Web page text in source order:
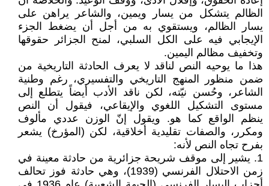
الظالم يتشكل من يسار ويمين، والشاعر يراهن على
يسار الظالم، ويستقوي به من أجل أن يضغط الجزء
الإيجابي فيه على الكل السلبي، لمنح الجزائر حقوقها
وتخفيف مظالم اليمين.
هذا ما يوحيه النص لناقد لا يعرف الحادثة التاريخية من
ضمن منظور المنهج التاريخي والتفسيري، رغم وطنية
الشاعر، وحُسن نيّته، لكن ناقد الأدب أيضاً يتطلع إلى
مستوى التشكيل اللغوي والإيقاعي، فيقول أن النص
ينظم الواقع كما هو. ويقول إنّ الوزن عددي مألوف
ومكرر، والصفات تقليدية أخلاقية، لكن (المؤرخ) يشعر
بفرح تجاه النص لأنه:
1. يشير إلى موقف شريحة جزائرية من حادثة معينة في
زمن الاحتلال الفرنسي (1939)، وهي حادثة فوز تحالف